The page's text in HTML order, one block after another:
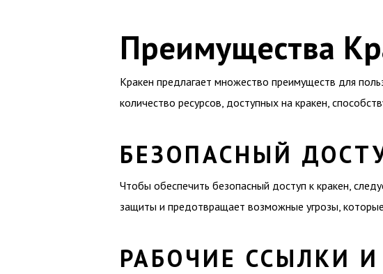
Преимущества
Кракен предлагает множество преимуществ для
количество ресурсов, доступных на кракен,
БЕЗОПАСНЫЙ
Чтобы обеспечить безопасный доступ к кракен,
защиты и предотвращает возможные угрозы,
РАБОЧИЕ ССЫЛКИ И